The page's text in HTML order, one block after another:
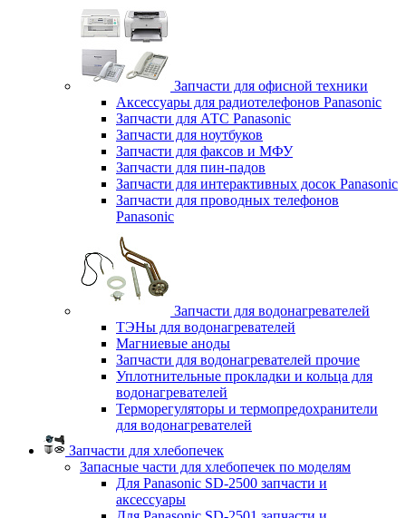
Запчасти для офисной техники
Аксессуары для радиотелефонов Panasonic
Запчасти для АТС Panasonic
Запчасти для ноутбуков
Запчасти для факсов и МФУ
Запчасти для пин-падов
Запчасти для интерактивных досок Panasonic
Запчасти для проводных телефонов
Panasonic
Запчасти для водонагревателей
ТЭНы для водонагревателей
Магниевые аноды
Запчасти для водонагревателей прочие
Уплотнительные прокладки и кольца для
водонагревателей
Терморегуляторы и термопредохранители
для водонагревателей
Запчасти для хлебопечек
Запасные части для хлебопечек по моделям
Для Panasonic SD-2500 запчасти и
аксессуары